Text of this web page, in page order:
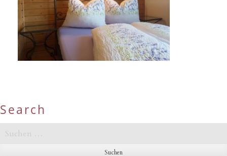
Search
Suchen
nach: